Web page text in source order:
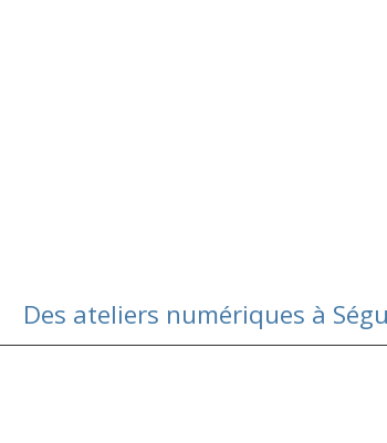
Des ateliers numériques à